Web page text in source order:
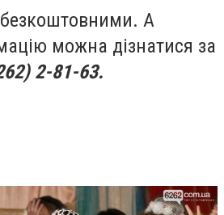
безкоштовними. А
можна дізнатися за
2-81-63.